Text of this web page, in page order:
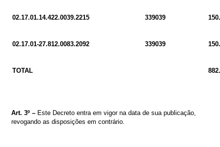
02.17.01.14.422.0039.2215 339039
02.17.01-27.812.0083.2092 339039
TOTAL
Art. 3º – Este Decreto entra em vigor na data de sua publicação,
revogando as disposições em contrário.